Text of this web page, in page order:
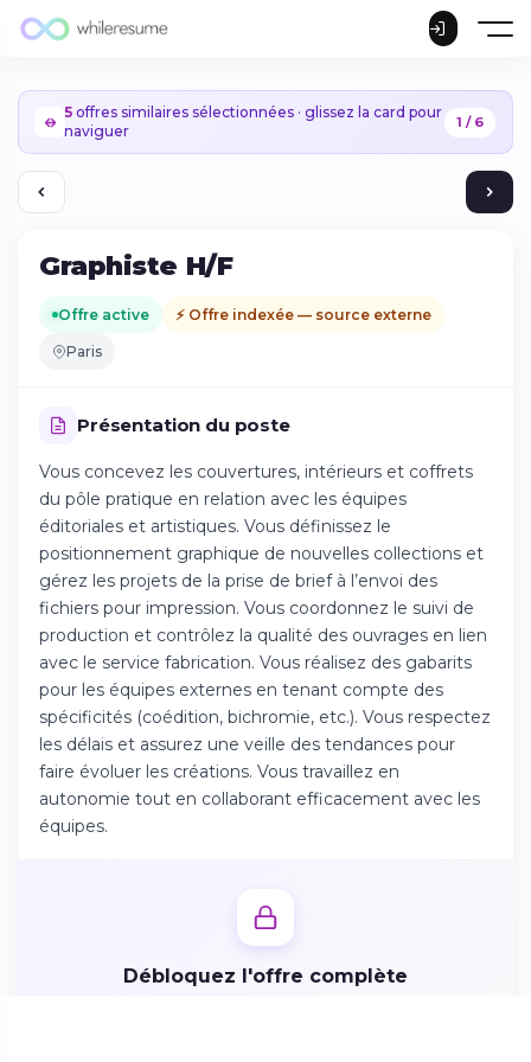
5 offres similaires sélectionnées · glissez la card pour
naviguer
1 / 6
Graphiste H/F
Offre active ⚡ Offre indexée — source externe
Paris
Présentation du poste
Vous concevez les couvertures, intérieurs et coffrets
du pôle pratique en relation avec les équipes
éditoriales et artistiques. Vous définissez le
positionnement graphique de nouvelles collections et
gérez les projets de la prise de brief à l’envoi des
fichiers pour impression. Vous coordonnez le suivi de
production et contrôlez la qualité des ouvrages en lien
avec le service fabrication. Vous réalisez des gabarits
pour les équipes externes en tenant compte des
spécificités (coédition, bichromie, etc.). Vous respectez
les délais et assurez une veille des tendances pour
faire évoluer les créations. Vous travaillez en
autonomie tout en collaborant efficacement avec les
équipes.
Débloquez l'offre complète
Continuer sur iPhone
Téléchargez l'app sur l'App Store
Continuer sur Android
Téléchargez l'app sur Google Play
Se connecter sur le web
Accédez à votre compte depuis votre